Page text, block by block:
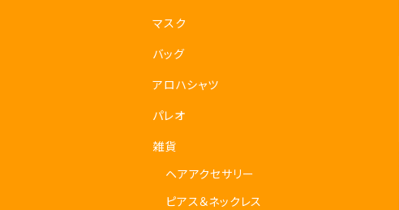
マスク
バッグ
アロハシャツ
パレオ
雑貨
ヘアアクセサリー
ピアス＆ネックレス